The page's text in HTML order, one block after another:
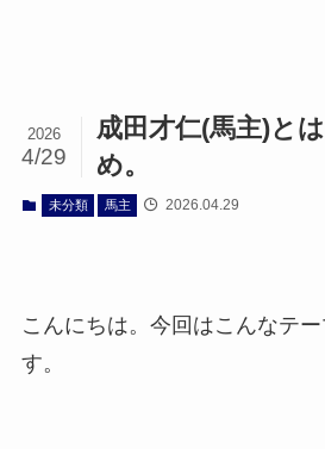
成田才仁(馬主)と
め。
2026
4/29
未分類 馬主 2026.04.29
こんにちは。今回はこんなテ
す。